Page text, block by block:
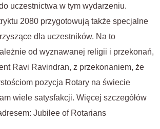
uczestnictwa w tym wydarzeniu.
2080 przygotowują także specjalne
dla uczestników. Na to
od wyznawanej religii i przekonań,
Ravi Ravindran, z przekonaniem, że
pozycja Rotary na świecie
wiele satysfakcji. Więcej szczegółów
Jubilee of Rotarians